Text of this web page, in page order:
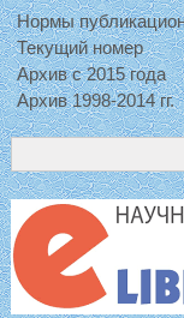
Нормы
Текущий номер
Архив с 2015 года
Архив 1998-2014 гг.